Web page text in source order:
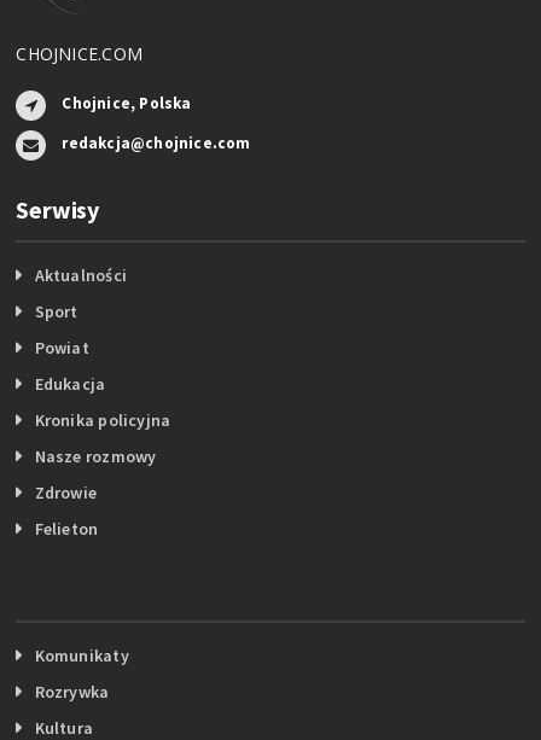
CHOJNICE.COM
Chojnice, Polska
redakcja@chojnice.com
Serwisy
Aktualności
Sport
Powiat
Edukacja
Kronika policyjna
Nasze rozmowy
Zdrowie
Felieton
Komunikaty
Rozrywka
Kultura